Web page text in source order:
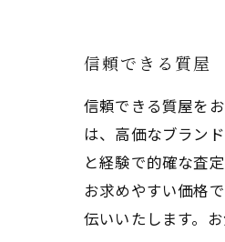
信頼できる質屋
信頼できる質屋を
は、高価なブラン
と経験で的確な査
お求めやすい価格
伝いいたします。